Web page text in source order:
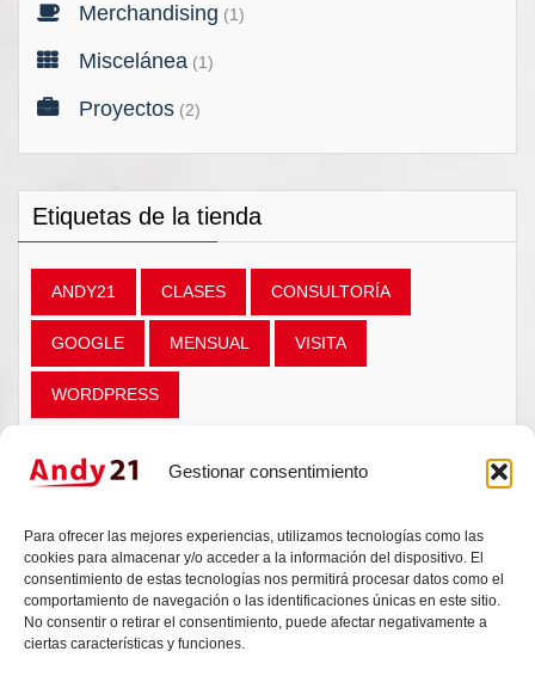
Gestionar consentimiento
Para ofrecer las mejores experiencias, utilizamos tecnologías como las
cookies para almacenar y/o acceder a la información del dispositivo. El
consentimiento de estas tecnologías nos permitirá procesar datos como el
comportamiento de navegación o las identificaciones únicas en este sitio.
No consentir o retirar el consentimiento, puede afectar negativamente a
ciertas características y funciones.
Merchandising (1)
Miscelánea (1)
Proyectos (2)
Etiquetas de la tienda
ANDY21 CLASES CONSULTORÍA
GOOGLE MENSUAL VISITA
WORDPRESS
SE HAN QUEDADO ATRÁS?
Da igual si es una idea, una duda técnica o un
proyecto que necesita un empujón. Andy escucha,